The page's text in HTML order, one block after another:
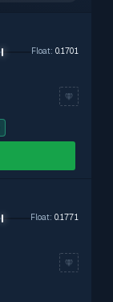
Float: 0.1701
Float: 0.1771